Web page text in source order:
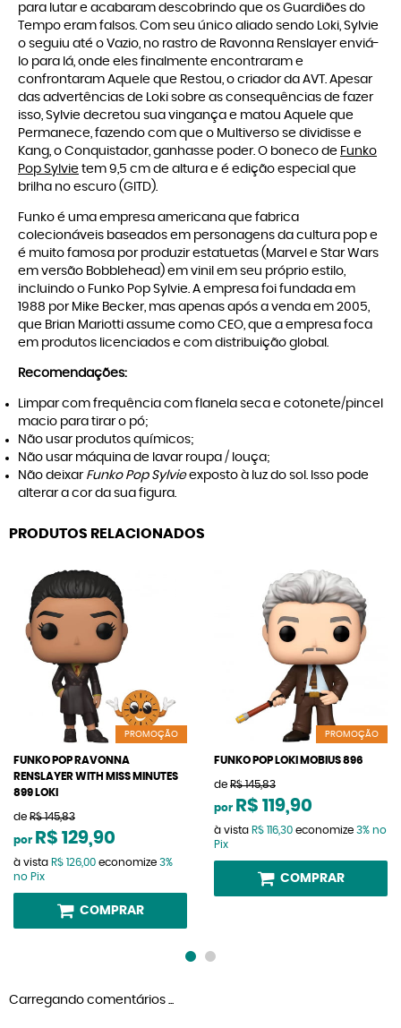
para lutar e acabaram descobrindo que os Guardiões do
Tempo eram falsos. Com seu único aliado sendo Loki, Sylvie
o seguiu até o Vazio, no rastro de Ravonna Renslayer enviá-
lo para lá, onde eles finalmente encontraram e
confrontaram Aquele que Restou, o criador da AVT. Apesar
das advertências de Loki sobre as consequências de fazer
isso, Sylvie decretou sua vingança e matou Aquele que
Permanece, fazendo com que o Multiverso se dividisse e
Kang, o Conquistador, ganhasse poder. O boneco de Funko
Pop Sylvie tem 9,5 cm de altura e é edição especial que
brilha no escuro (GITD).
Funko é uma empresa americana que fabrica
colecionáveis baseados em personagens da cultura pop e
é muito famosa por produzir estatuetas (Marvel e Star Wars
em versão Bobblehead) em vinil em seu próprio estilo,
incluindo o Funko Pop Sylvie. A empresa foi fundada em
1988 por Mike Becker, mas apenas após a venda em 2005,
que Brian Mariotti assume como CEO, que a empresa foca
em produtos licenciados e com distribuição global.
Recomendações:
Limpar com frequência com flanela seca e cotonete/pincel
macio para tirar o pó;
Não usar produtos químicos;
Não usar máquina de lavar roupa / louça;
Não deixar Funko Pop Sylvieexposto à luz do sol. Isso pode
alterar a cor da sua figura.
PRODUTOS RELACIONADOS
PROMOÇÃO
FUNKO POP RAVONNA
RENSLAYER WITH MISS MINUTES
899 LOKI
de R$ 145,83
por R$ 129,90
à vista R$ 126,00 economize 3%
no Pix
COMPRAR
PROMOÇÃO
FUNKO POP LOKI MOBIUS 896
de R$ 145,83
por R$ 119,90
à vista R$ 116,30 economize 3% no
Pix
COMPRAR
Carregando comentários ...